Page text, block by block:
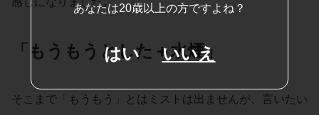
「もうもうとした＋水煙」
そこまで「もうもう」とはミストは出ませんが、言いたい
あなたは20歳以上の方ですよね？
はい いいえ